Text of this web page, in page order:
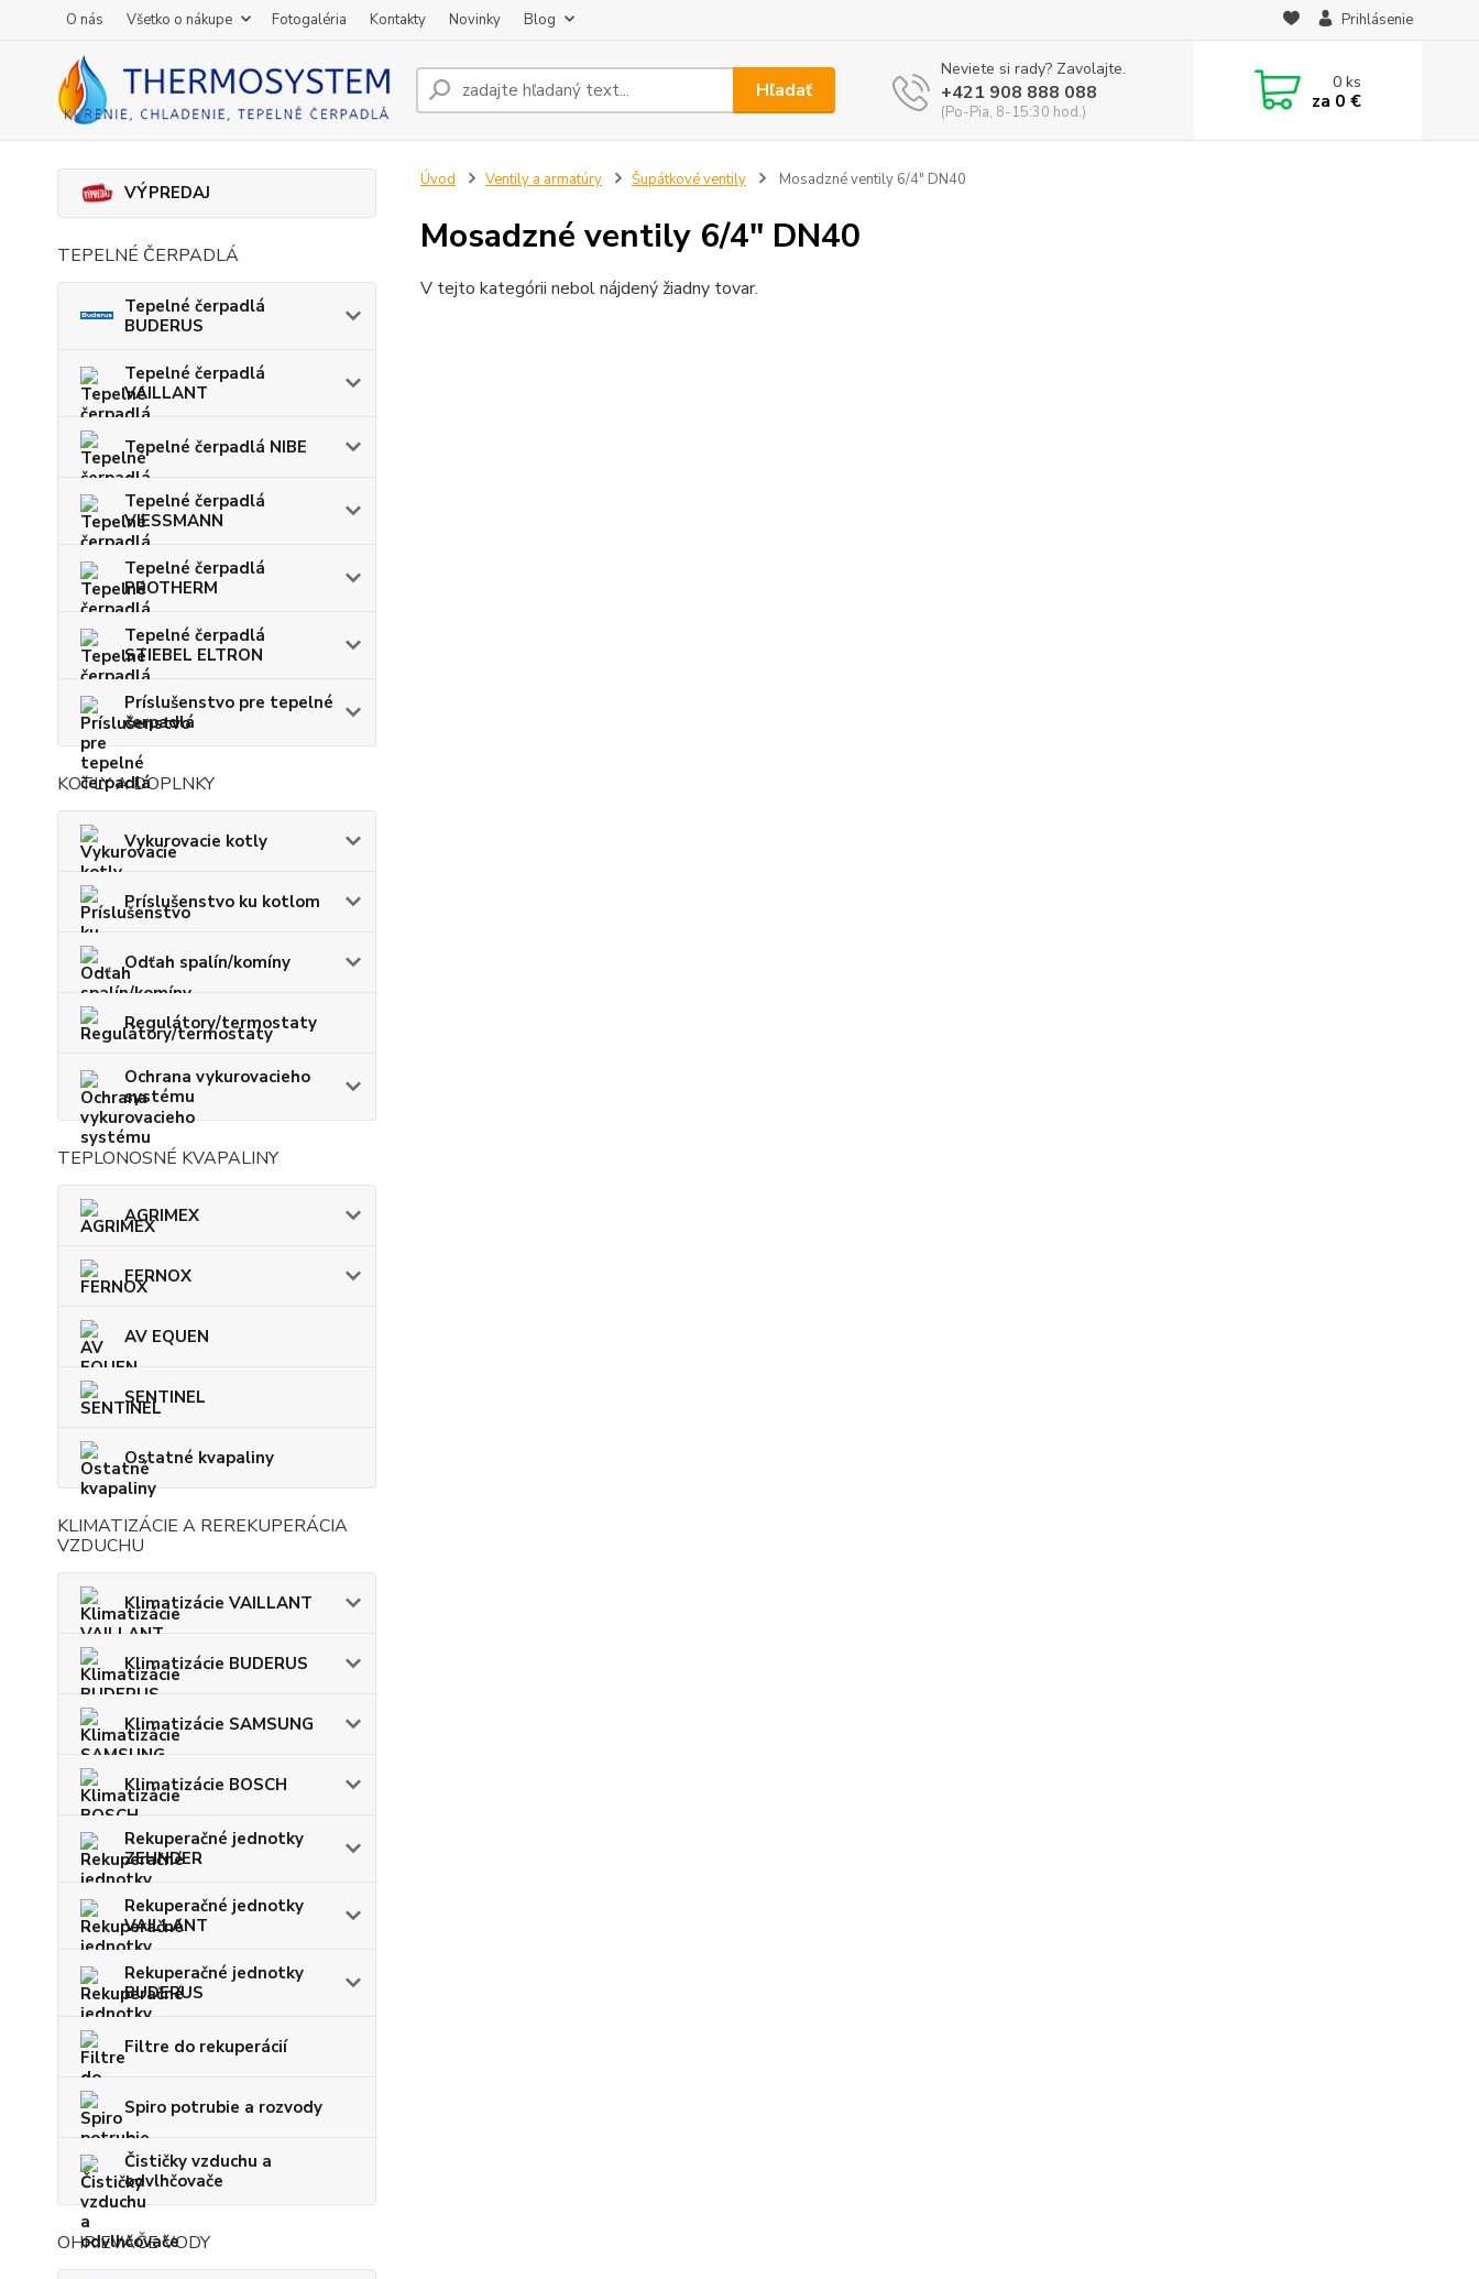
O nás Všetko o nákupe Fotogaléria Kontakty Novinky Blog Prihlásenie
Hľadať
Neviete si rady? Zavolajte.
+421 908 888 088
(Po-Pia, 8-15:30 hod.)
0ks
za 0 €
VÝPREDAJ
TEPELNÉ ČERPADLÁ
Tepelné čerpadlá
BUDERUS
Tepelné čerpadlá
VAILLANT
Tepelné čerpadlá NIBE
Tepelné čerpadlá
VIESSMANN
Tepelné čerpadlá
PROTHERM
Tepelné čerpadlá
STIEBEL ELTRON
Príslušenstvo pre tepelné
čerpadlá
KOTLY A DOPLNKY
Vykurovacie kotly
Príslušenstvo ku kotlom
Odťah spalín/komíny
Regulátory/termostaty
Ochrana vykurovacieho
systému
TEPLONOSNÉ KVAPALINY
AGRIMEX
FERNOX
AV EQUEN
SENTINEL
Ostatné kvapaliny
KLIMATIZÁCIE A REREKUPERÁCIA
VZDUCHU
Klimatizácie VAILLANT
Klimatizácie BUDERUS
Klimatizácie SAMSUNG
Klimatizácie BOSCH
Rekuperačné jednotky
ZEHNDER
Rekuperačné jednotky
VAILLANT
Rekuperačné jednotky
BUDERUS
Filtre do rekuperácií
Spiro potrubie a rozvody
Čističky vzduchu a
odvlhčovače
OHRIEVAČE VODY
Úvod Ventily a armatúry Šupátkové ventily Mosadzné ventily 6/4" DN40
Mosadzné ventily 6/4" DN40
V tejto kategórii nebol nájdený žiadny tovar.